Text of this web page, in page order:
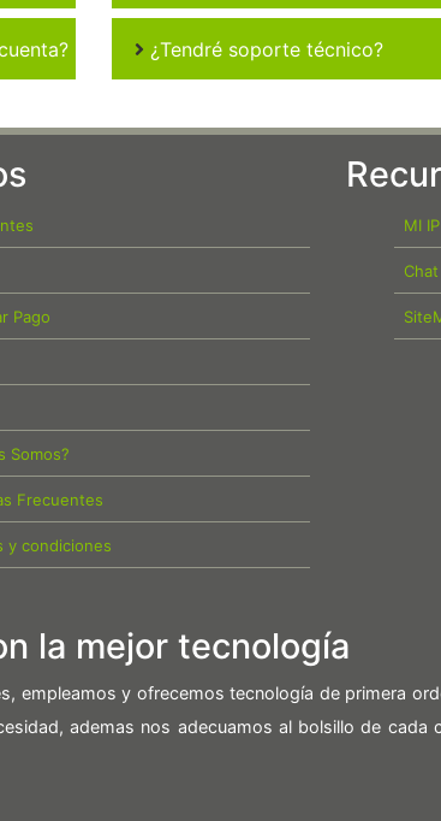
¿Tendré soporte técnico?
Pago
Somos?
Frecuentes
y condiciones
MI IP
la mejor tecnología
empleamos y ofrecemos tecnología de primera
ademas nos adecuamos al bolsillo de cada